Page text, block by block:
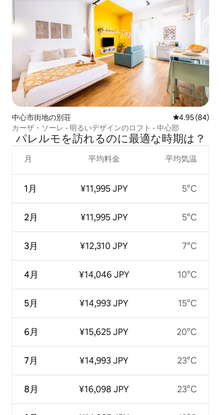
中心市街地の別荘 レビュー84
4.95 (84)
カーザ・ソーレ - 明るいデザインのロフト - 中心部
パレルモを訪⁠れ⁠るの⁠に最⁠適⁠な時⁠期⁠は⁠？
月
1月
2月
3月
4月
5月
6月
7月
8月
平均料金
¥11,995 JPY
¥11,995 JPY
¥12,310 JPY
¥14,046 JPY
¥14,993 JPY
¥15,625 JPY
¥14,993 JPY
¥16,098 JPY
平均気温
5°C
5°C
7°C
10°C
15°C
20°C
23°C
23°C